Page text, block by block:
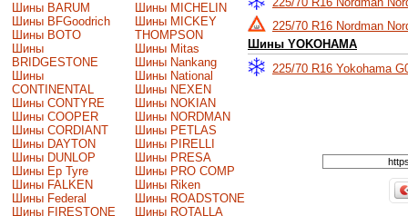
Шины BARUM
Шины BFGoodrich
Шины BOTO
Шины
BRIDGESTONE
Шины
CONTINENTAL
Шины CONTYRE
Шины COOPER
Шины CORDIANT
Шины DAYTON
Шины DUNLOP
Шины Ep Tyre
Шины FALKEN
Шины Federal
Шины FIRESTONE
Шины MICHELIN
Шины MICKEY
THOMPSON
Шины Mitas
Шины Nankang
Шины National
Шины NEXEN
Шины NOKIAN
Шины NORDMAN
Шины PETLAS
Шины PIRELLI
Шины PRESA
Шины PRO COMP
Шины Riken
Шины ROADSTONE
Шины ROTALLA
225/70 R16 Nordman
Шины YOKOHAMA
225/70 R16 Yokohama